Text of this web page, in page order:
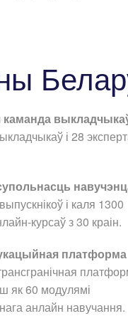
каманда
і 28
і каля 1300
курсаў з 30 краін.
платформа
як 60 модулямі
анлайн навучання.